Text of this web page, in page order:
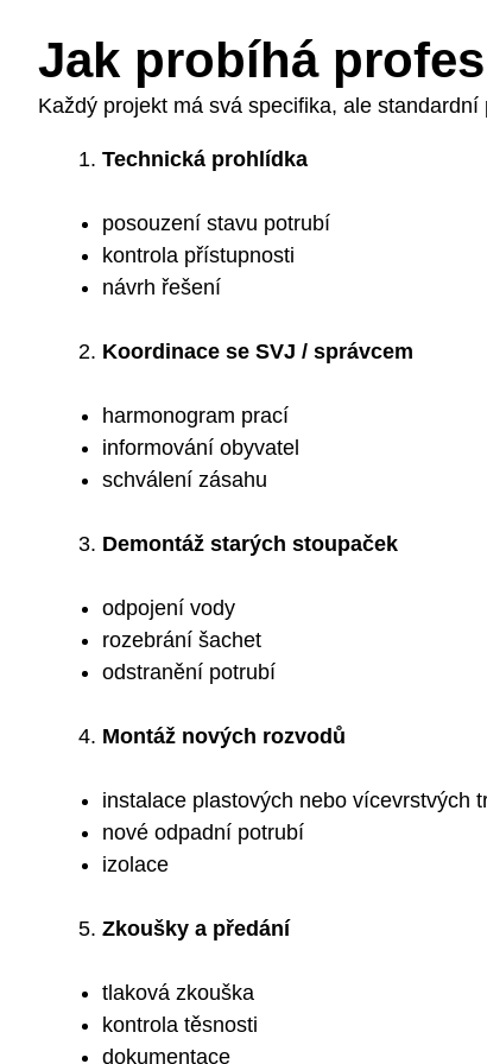
Jak probíhá
Každý projekt má svá specifika, ale
Technická prohlídka
posouzení stavu potrubí
kontrola přístupnosti
návrh řešení
Koordinace se SVJ / správcem
harmonogram prací
informování obyvatel
schválení zásahu
Demontáž starých stoupaček
odpojení vody
rozebrání šachet
odstranění potrubí
Montáž nových rozvodů
instalace plastových nebo vícevrstvých
nové odpadní potrubí
izolace
Zkoušky a předání
tlaková zkouška
kontrola těsnosti
dokumentace